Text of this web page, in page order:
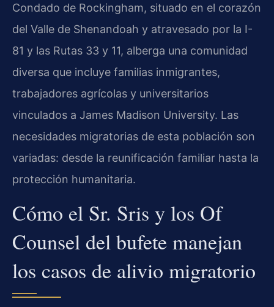
Condado de Rockingham, situado en el corazón
del Valle de Shenandoah y atravesado por la I-
81 y las Rutas 33 y 11, alberga una comunidad
diversa que incluye familias inmigrantes,
trabajadores agrícolas y universitarios
vinculados a James Madison University. Las
necesidades migratorias de esta población son
variadas: desde la reunificación familiar hasta la
protección humanitaria.
Cómo el Sr. Sris y los Of
Counsel del bufete manejan
los casos de alivio migratorio